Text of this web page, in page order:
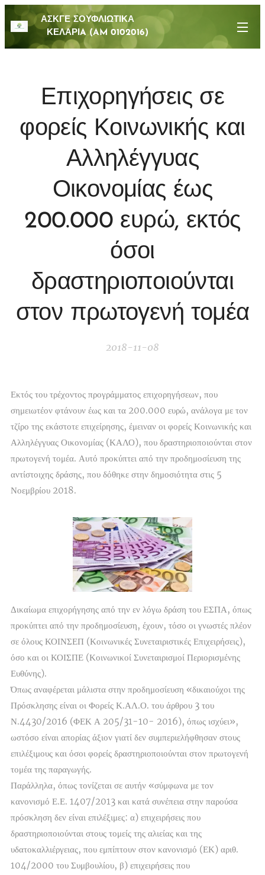
ΑΣΚΓΕ ΣΟΥΦΛΙΩΤΙΚΑ
ΚΕΛΑΡΙA (AM 0102016)
Επιχορηγήσεις σε
φορείς Κοινωνικής και
Αλληλέγγυας
Οικονομίας έως
200.000 ευρώ, εκτός
όσοι
δραστηριοποιούνται
στον πρωτογενή τομέα
2018-11-08
Εκτός του τρέχοντος προγράμματος επιχορηγήσεων, που
σημειωτέον φτάνουν έως και τα 200.000 ευρώ, ανάλογα με τον
τζίρο της εκάστοτε επιχείρησης, έμειναν οι φορείς Κοινωνικής και
Αλληλέγγυας Οικονομίας (ΚΑΛΟ), που δραστηριοποιούνται στον
πρωτογενή τομέα. Αυτό προκύπτει από την προδημοσίευση της
αντίστοιχης δράσης, που δόθηκε στην δημοσιότητα στις 5
Νοεμβρίου 2018.
Δικαίωμα επιχορήγησης από την εν λόγω δράση του ΕΣΠΑ, όπως
προκύπτει από την προδημοσίευση, έχουν, τόσο οι γνωστές πλέον
σε όλους ΚΟΙΝΣΕΠ (Κοινωνικές Συνεταιριστικές Επιχειρήσεις),
όσο και οι ΚΟΙΣΠΕ (Κοινωνικοί Συνεταιρισμοί Περιορισμένης
Ευθύνης).
Όπως αναφέρεται μάλιστα στην προδημοσίευση «δικαιούχοι της
Πρόσκλησης είναι οι Φορείς Κ.ΑΛ.Ο. του άρθρου 3 του
Ν.4430/2016 (ΦΕΚ Α 205/31-10- 2016), όπως ισχύει»,
ωστόσο είναι απορίας άξιον γιατί δεν συμπεριελήφθησαν στους
επιλέξιμους και όσοι φορείς δραστηριοποιούνται στον πρωτογενή
τομέα της παραγωγής.
Παράλληλα, όπως τονίζεται σε αυτήν «σύμφωνα με τον
κανονισμό Ε.Ε. 1407/2013 και κατά συνέπεια στην παρούσα
πρόσκληση δεν είναι επιλέξιμες: α) επιχειρήσεις που
δραστηριοποιούνται στους τομείς της αλιείας και της
υδατοκαλλιέργειας, που εμπίπτουν στον κανονισμό (ΕΚ) αριθ.
104/2000 του Συμβουλίου, β) επιχειρήσεις που